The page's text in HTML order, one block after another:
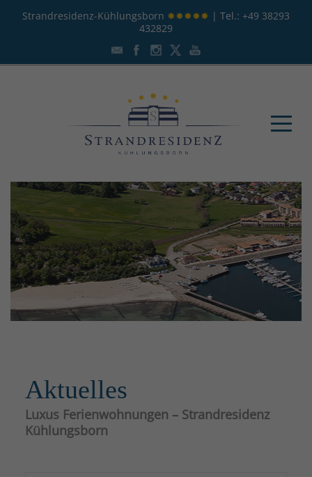
Strandresidenz-Kühlungsborn ✸✸✸✸✸ | Tel.: +49 38293
432829
Aktuelles
Luxus Ferienwohnungen – Strandresidenz
Kühlungsborn